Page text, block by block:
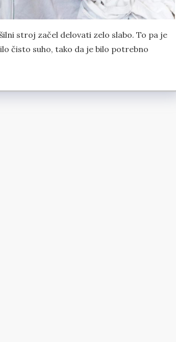
stroj začel delovati zelo slabo. To pa je
čisto suho, tako da je bilo potrebno